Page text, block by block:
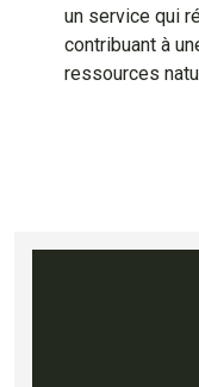
un service qui
contribuant à
ressources